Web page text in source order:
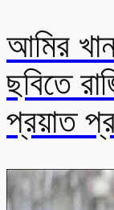
আমির
ছবিতে
প্রয়াত